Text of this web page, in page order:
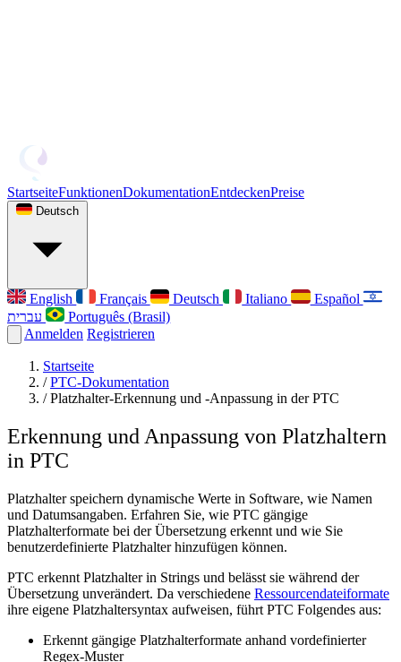
StartseiteFunktionenDokumentationEntdeckenPreise
Deutsch
English Français Deutsch Italiano
Español
Português (Brasil)
Anmelden Registrieren
Startseite
/ PTC-Dokumentation
/ Platzhalter-Erkennung und -Anpassung in der PTC
Erkennung und Anpassung von Platzhaltern
in PTC
Platzhalter speichern dynamische Werte in Software, wie Namen
und Datumsangaben. Erfahren Sie, wie PTC gängige
Platzhalterformate bei der Übersetzung erkennt und wie Sie
benutzerdefinierte Platzhalter hinzufügen können.
PTC erkennt Platzhalter in Strings und belässt sie während der
Übersetzung unverändert. Da verschiedene Ressourcendateiformate
ihre eigene Platzhaltersyntax aufweisen, führt PTC Folgendes aus:
Erkennt gängige Platzhalterformate anhand vordefinierter
Regex-Muster